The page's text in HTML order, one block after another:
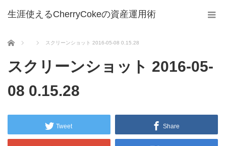
生涯使えるCherryCokeの資産運用術
ホーム スクリーンショット 2016-05-08 0.15.28
スクリーンショット 2016-05-
08 0.15.28
Tweet Share